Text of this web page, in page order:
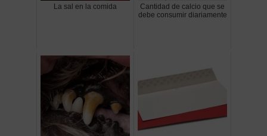
La sal en la comida
Cantidad de calcio que se
debe consumir diariamente